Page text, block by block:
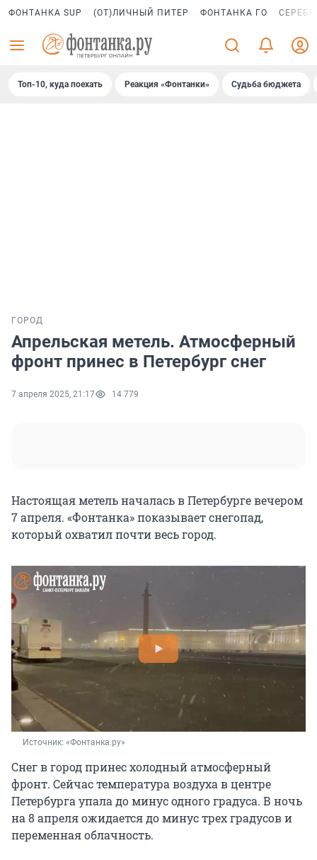
ФОНТАНКА SUP (ОТ)ЛИЧНЫЙ ПИТЕР ФОНТАНКА ГО
Топ-10, куда поехать Реакция «Фонтанки» Судьба бюджета
ГОРОД
Апрельская метель. Атмосферный
фронт принес в Петербург снег
7 апреля 2025, 21:17 14 779
Настоящая метель началась в Петербурге вечером
7 апреля. «Фонтанка» показывает снегопад,
который охватил почти весь город.
Источник: «Фонтанка.ру»
Снег в город принес холодный атмосферный
фронт. Сейчас температура воздуха в центре
Петербурга упала до минус одного градуса. В ночь
на 8 апреля ожидается до минус трех градусов и
переменная облачность.